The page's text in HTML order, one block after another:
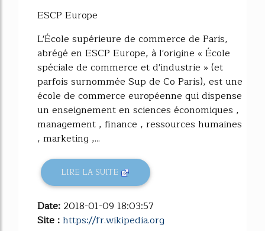
ESCP Europe
L'École supérieure de commerce de Paris,
abrégé en ESCP Europe, à l'origine « École
spéciale de commerce et d'industrie » (et
parfois surnommée Sup de Co Paris), est une
école de commerce européenne qui dispense
un enseignement en sciences économiques ,
management , finance , ressources humaines
, marketing ,...
LIRE LA SUITE
Date: 2018-01-09 18:03:57
Site :https://fr.wikipedia.org